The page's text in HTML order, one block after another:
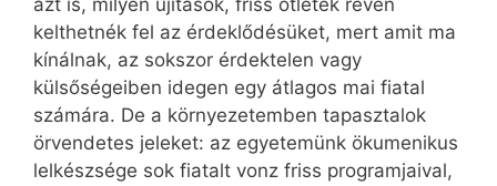
azt is, milyen újítások, friss ötletek révén
kelthetnék fel az érdeklődésüket, mert amit ma
kínálnak, az sokszor érdektelen vagy
külsőségeiben idegen egy átlagos mai fiatal
számára. De a környezetemben tapasztalok
örvendetes jeleket: az egyetemünk ökumenikus
lelkészsége sok fiatalt vonz friss programjaival,